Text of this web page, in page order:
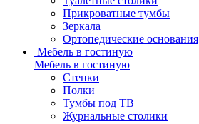
Прикроватные тумбы
Зеркала
Ортопедические основания
Мебель в гостиную
Мебель в гостиную
Стенки
Полки
Тумбы под ТВ
Журнальные столики